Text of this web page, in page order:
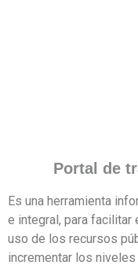
Portal de
Es una herramienta
e integral, para facilitar
uso de los recursos
incrementar los